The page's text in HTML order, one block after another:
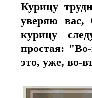
Курицу
уверяю вас,
курицу
простая:
это, уже, во-